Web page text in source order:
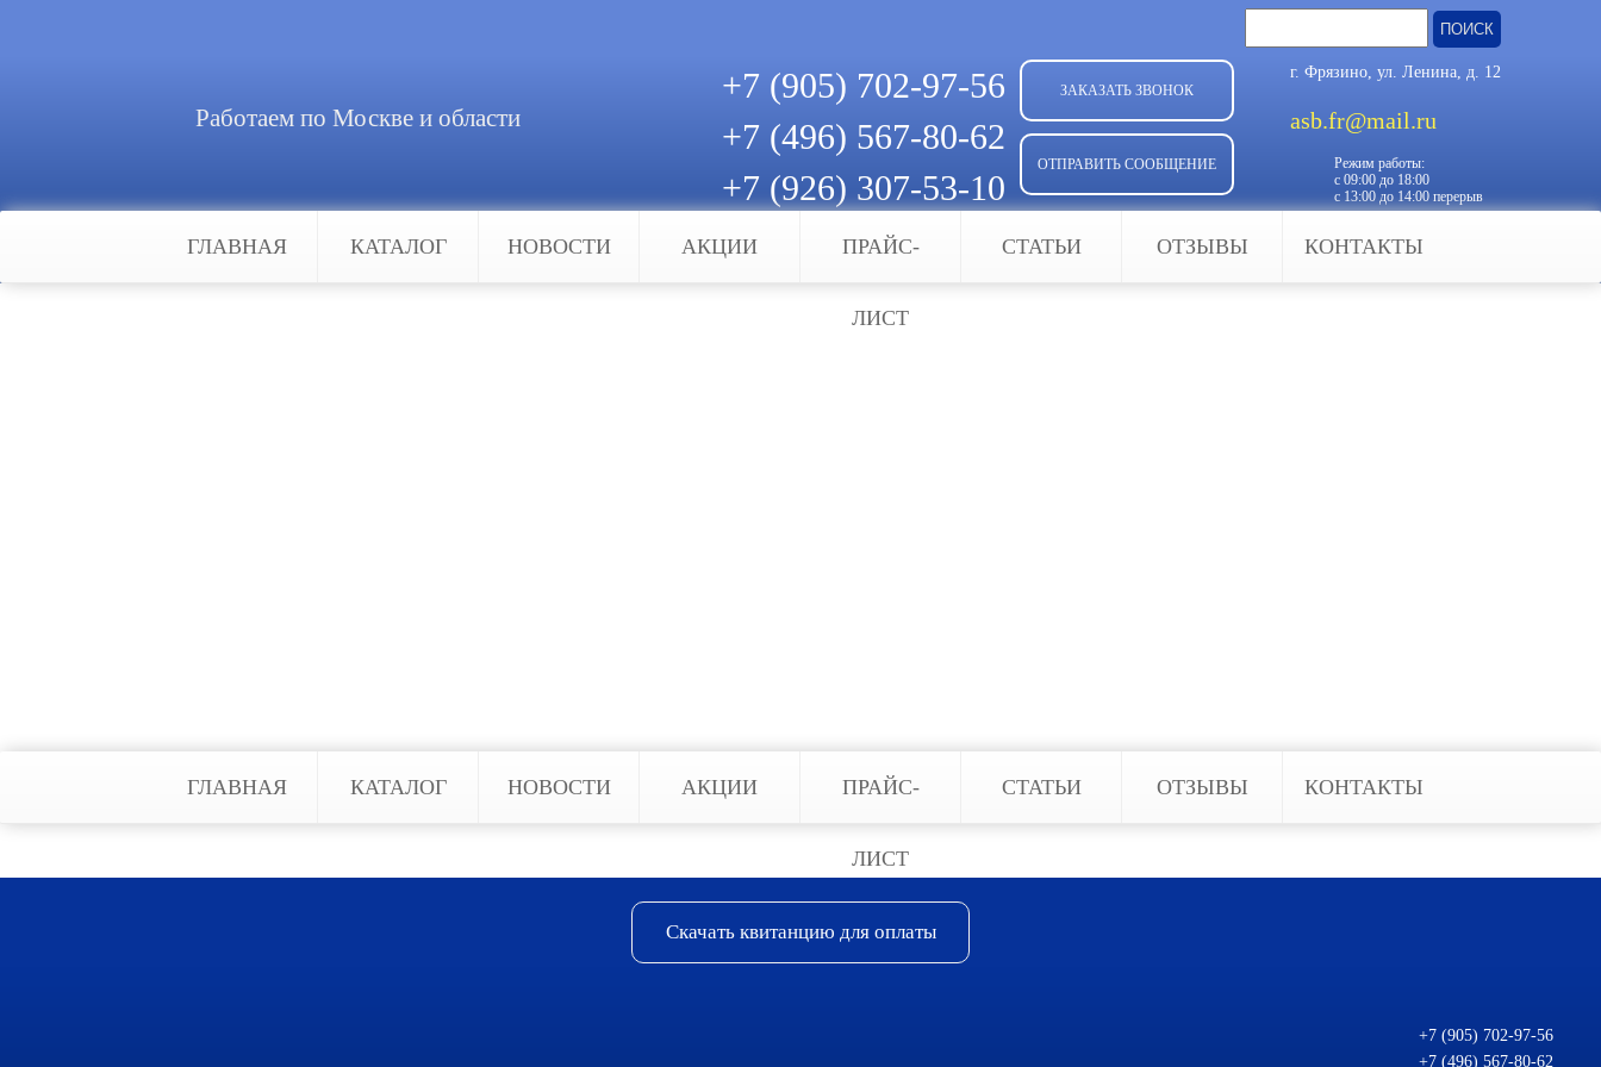
Работаем по Москве и области
+7 (905) 702-97-56
+7 (496) 567-80-62
+7 (926) 307-53-10
Скачать квитанцию для оплаты
ЗАКАЗАТЬ ЗВОНОК
ОТПРАВИТЬ СООБЩЕНИЕ
г. Фрязино, ул. Ленина, д. 12
asb.fr@mail.ru
Режим работы:
с 09:00 до 18:00
с 13:00 до 14:00 перерыв
ГЛАВНАЯ КАТАЛОГ НОВОСТИ АКЦИИ ПРАЙС-
ЛИСТ
СТАТЬИ ОТЗЫВЫ КОНТАКТЫ
ГЛАВНАЯ КАТАЛОГ НОВОСТИ АКЦИИ ПРАЙС-
ЛИСТ
СТАТЬИ ОТЗЫВЫ КОНТАКТЫ
Скачать квитанцию для оплаты
+7 (905) 702-97-56
+7 (496) 567-80-62